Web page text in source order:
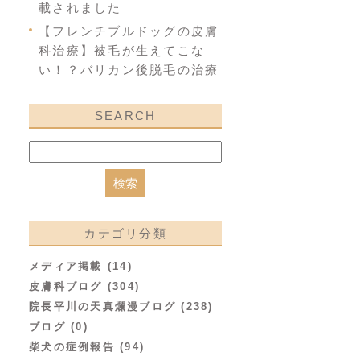
載されました
【フレンチブルドッグの皮膚
科治療】被毛が生えてこな
い！？バリカン後脱毛の治療
SEARCH
カテゴリ分類
メディア掲載 (14)
皮膚科ブログ (304)
院長平川の天真爛漫ブログ (238)
ブログ (0)
柴犬の症例報告 (94)